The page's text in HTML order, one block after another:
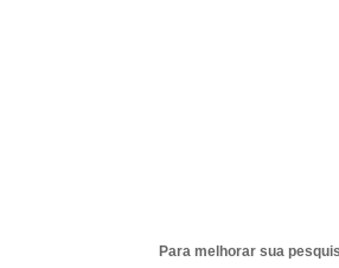
Para melhorar sua